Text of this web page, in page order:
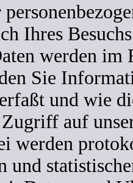
Ihres
werden im
Sie
und wie
auf
werden
und